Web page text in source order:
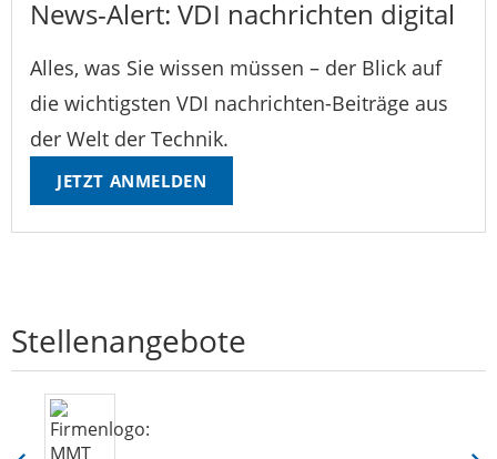
News-Alert: VDI nachrichten digital
Alles, was Sie wissen müssen – der Blick auf
die wichtigsten VDI nachrichten-Beiträge aus
der Welt der Technik.
JETZT ANMELDEN
Stellenangebote